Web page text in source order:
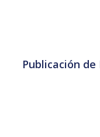
Publicación de